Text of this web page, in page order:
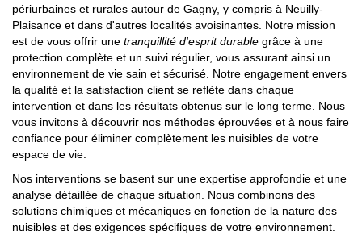
périurbaines et rurales autour de Gagny, y compris à Neuilly-
Plaisance et dans d'autres localités avoisinantes. Notre mission
est de vous offrir une tranquillité d'esprit durable grâce à une
protection complète et un suivi régulier, vous assurant ainsi un
environnement de vie sain et sécurisé. Notre engagement envers
la qualité et la satisfaction client se reflète dans chaque
intervention et dans les résultats obtenus sur le long terme. Nous
vous invitons à découvrir nos méthodes éprouvées et à nous faire
confiance pour éliminer complètement les nuisibles de votre
espace de vie.
Nos interventions se basent sur une expertise approfondie et une
analyse détaillée de chaque situation. Nous combinons des
solutions chimiques et mécaniques en fonction de la nature des
nuisibles et des exigences spécifiques de votre environnement.